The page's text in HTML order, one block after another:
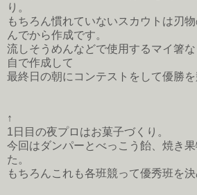
り。
もちろん慣れていないスカウトは刃
んでから作成です。
流しそうめんなどで使用するマイ箸
自で作成して
最終日の朝にコンテストをして優勝を
↑
1日目の夜プロはお菓子づくり。
今回はダンパーとべっこう飴、焼き
た。
もちろんこれも各班競って優秀班を決